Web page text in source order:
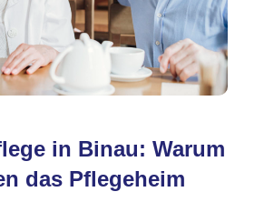
in Binau: Warum
das Pflegeheim